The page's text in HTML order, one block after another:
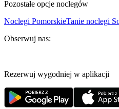
Pozostałe opcje noclegów
Noclegi PomorskieTanie noclegi
Obserwuj nas:
Rezerwuj wygodniej w aplikacji